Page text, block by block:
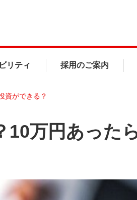
リティ 採用のご案内
資ができる？
10万円あった